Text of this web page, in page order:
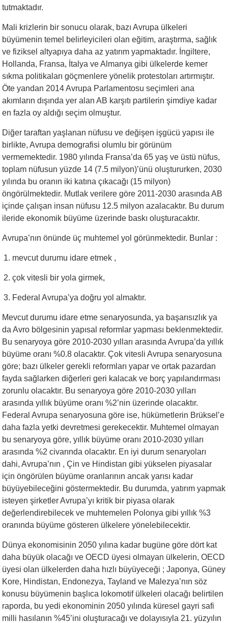
tutmaktadır.
Mali krizlerin bir sonucu olarak, bazı Avrupa ülkeleri
büyümenin temel belirleyicileri olan eğitim, araştırma, sağlık
ve fiziksel altyapıya daha az yatırım yapmaktadır. İngiltere,
Hollanda, Fransa, İtalya ve Almanya gibi ülkelerde kemer
sıkma politikaları göçmenlere yönelik protestoları artırmıştır.
Öte yandan 2014 Avrupa Parlamentosu seçimleri ana
akımların dışında yer alan AB karşıtı partilerin şimdiye kadar
en fazla oy aldığı seçim olmuştur.
Diğer taraftan yaşlanan nüfusu ve değişen işgücü yapısı ile
birlikte, Avrupa demografisi olumlu bir görünüm
vermemektedir. 1980 yılında Fransa’da 65 yaş ve üstü nüfus,
toplam nüfusun yüzde 14 (7.5 milyon)’ünü oluştururken, 2030
yılında bu oranın iki katına çıkacağı (15 milyon)
öngörülmektedir. Mutlak verilere göre 2011-2030 arasında AB
içinde çalışan insan nüfusu 12.5 milyon azalacaktır. Bu durum
ileride ekonomik büyüme üzerinde baskı oluşturacaktır.
Avrupa’nın önünde üç muhtemel yol görünmektedir. Bunlar :
mevcut durumu idare etmek ,
çok vitesli bir yola girmek,
Federal Avrupa’ya doğru yol almaktır.
Mevcut durumu idare etme senaryosunda, ya başarısızlık ya
da Avro bölgesinin yapısal reformlar yapması beklenmektedir.
Bu senaryoya göre 2010-2030 yılları arasında Avrupa’da yıllık
büyüme oranı %0.8 olacaktır. Çok vitesli Avrupa senaryosuna
göre; bazı ülkeler gerekli reformları yapar ve ortak pazardan
fayda sağlarken diğerleri geri kalacak ve borç yapılandırması
zorunlu olacaktır. Bu senaryoya göre 2010-2030 yılları
arasında yıllık büyüme oranı %2’nin üzerinde olacaktır.
Federal Avrupa senaryosuna göre ise, hükümetlerin Brüksel’e
daha fazla yetki devretmesi gerekecektir. Muhtemel olmayan
bu senaryoya göre, yıllık büyüme oranı 2010-2030 yılları
arasında %2 civarında olacaktır. En iyi durum senaryoları
dahi, Avrupa’nın , Çin ve Hindistan gibi yükselen piyasalar
için öngörülen büyüme oranlarının ancak yarısı kadar
büyüyebileceğini göstermektedir. Bu durumda, yatırım yapmak
isteyen şirketler Avrupa’yı kritik bir piyasa olarak
değerlendirebilecek ve muhtemelen Polonya gibi yıllık %3
oranında büyüme gösteren ülkelere yönelebilecektir.
Dünya ekonomisinin 2050 yılına kadar bugüne göre dört kat
daha büyük olacağı ve OECD üyesi olmayan ülkelerin, OECD
üyesi olan ülkelerden daha hızlı büyüyeceği ; Japonya, Güney
Kore, Hindistan, Endonezya, Tayland ve Malezya’nın söz
konusu büyümenin başlıca lokomotif ülkeleri olacağı belirtilen
raporda, bu yedi ekonominin 2050 yılında küresel gayri safi
milli hasılanın %45’ini oluşturacağı ve dolayısıyla 21. yüzyılın